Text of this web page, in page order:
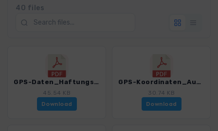
40 files
GPS-Daten_Haftungsausschluss-Nutzungsbedingungen_WB_WandernMitHundElbsandsteingebirge_3157_2.pdf
45.54 KB
Download
GPS-Koordinaten_Ausgangspunkte_WB_WandernMitHundElbsandsteingebirge_3157_2.pdf
30.74 KB
Download